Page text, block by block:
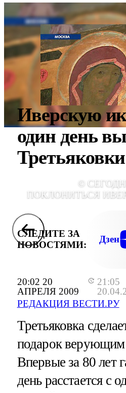
20:02 20
АПРЕЛЯ 2009
21:05
РЕДАКЦИЯ ВЕСТИ.РУ
Иверскую
один день
Третьяковки
©
ПОКЛОНИТЬСЯ
СЛЕДИТЕ ЗА
НОВОСТЯМИ:
Дзен
Третьяковка
подарок верующим
Впервые за 80 лет
день расстается с